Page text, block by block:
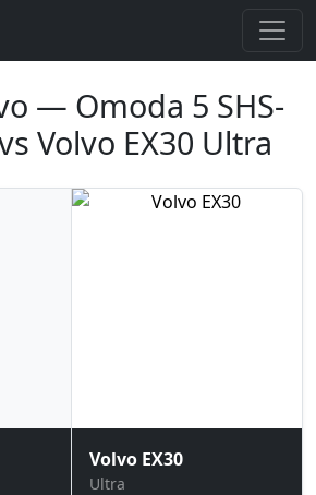
— Omoda 5 SHS-
Volvo EX30 Ultra
Volvo EX30
Ultra